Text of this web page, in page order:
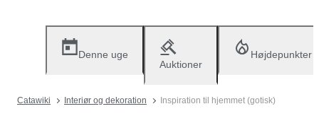
Denne uge
Auktioner
Højdepunkter
Catawiki Interiør og dekoration Inspiration til hjemmet (gotisk)